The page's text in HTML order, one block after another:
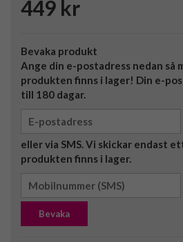
449 kr
Bevaka produkt
Ange din e-postadress nedan så
produkten finns i lager! Din e-
till 180 dagar.
eller via SMS. Vi skickar endast
produkten finns i lager.
Bevaka